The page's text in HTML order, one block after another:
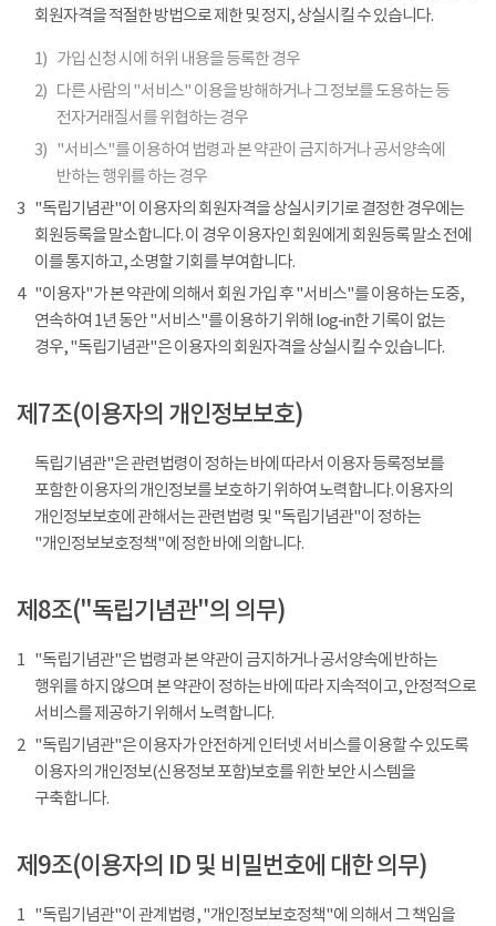
회원자격을 적절한 방법으로 제한 및 정지, 상실시킬 수 있습니다.
1) 가입 신청 시에 허위 내용을 등록한 경우
2) 다른 사람의 "서비스" 이용을 방해하거나 그 정보를 도용하는 등
전자거래질서를 위협하는 경우
3) "서비스"를 이용하여 법령과 본 약관이 금지하거나 공서양속에
반하는 행위를 하는 경우
3 "독립기념관"이 이용자의 회원자격을 상실시키기로 결정한 경우에는
회원등록을 말소합니다. 이 경우 이용자인 회원에게 회원등록 말소 전에
이를 통지하고, 소명할 기회를 부여합니다.
4
"이용자"가 본 약관에 의해서 회원 가입 후 "서비스"를 이용하는 도중,
연속하여 1년 동안 "서비스"를 이용하기 위해 log-in한 기록이 없는
경우, "독립기념관"은 이용자의 회원자격을 상실시킬 수 있습니다.
제7조(이용자의 개인정보보호)
독립기념관"은 관련법령이 정하는 바에 따라서 이용자 등록정보를
포함한 이용자의 개인정보를 보호하기 위하여 노력합니다. 이용자의
개인정보보호에 관해서는 관련법령 및 "독립기념관"이 정하는
"개인정보보호정책"에 정한 바에 의합니다.
제8조("독립기념관"의 의무)
1 "독립기념관"은 법령과 본 약관이 금지하거나 공서양속에 반하는
행위를 하지 않으며 본 약관이 정하는 바에 따라 지속적이고, 안정적으로
서비스를 제공하기 위해서 노력합니다.
2 "독립기념관"은 이용자가 안전하게 인터넷 서비스를 이용할 수 있도록
이용자의 개인정보(신용정보 포함)보호를 위한 보안 시스템을
구축합니다.
제9조(이용자의 ID 및 비밀번호에 대한 의무)
1 "독립기념관"이 관계법령, "개인정보보호정책"에 의해서 그 책임을